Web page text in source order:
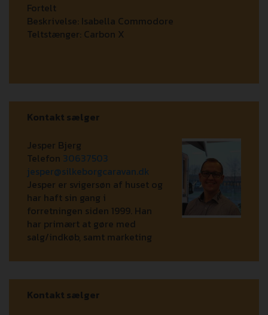
Fortelt
Beskrivelse: Isabella Commodore
Teltstænger: Carbon X
Kontakt sælger
Jesper Bjerg
Telefon 30637503
jesper@silkeborgcaravan.dk
Jesper er svigersøn af huset og
har haft sin gang i
forretningen siden 1999. Han
har primært at gøre med
salg/indkøb, samt marketing
Kontakt sælger